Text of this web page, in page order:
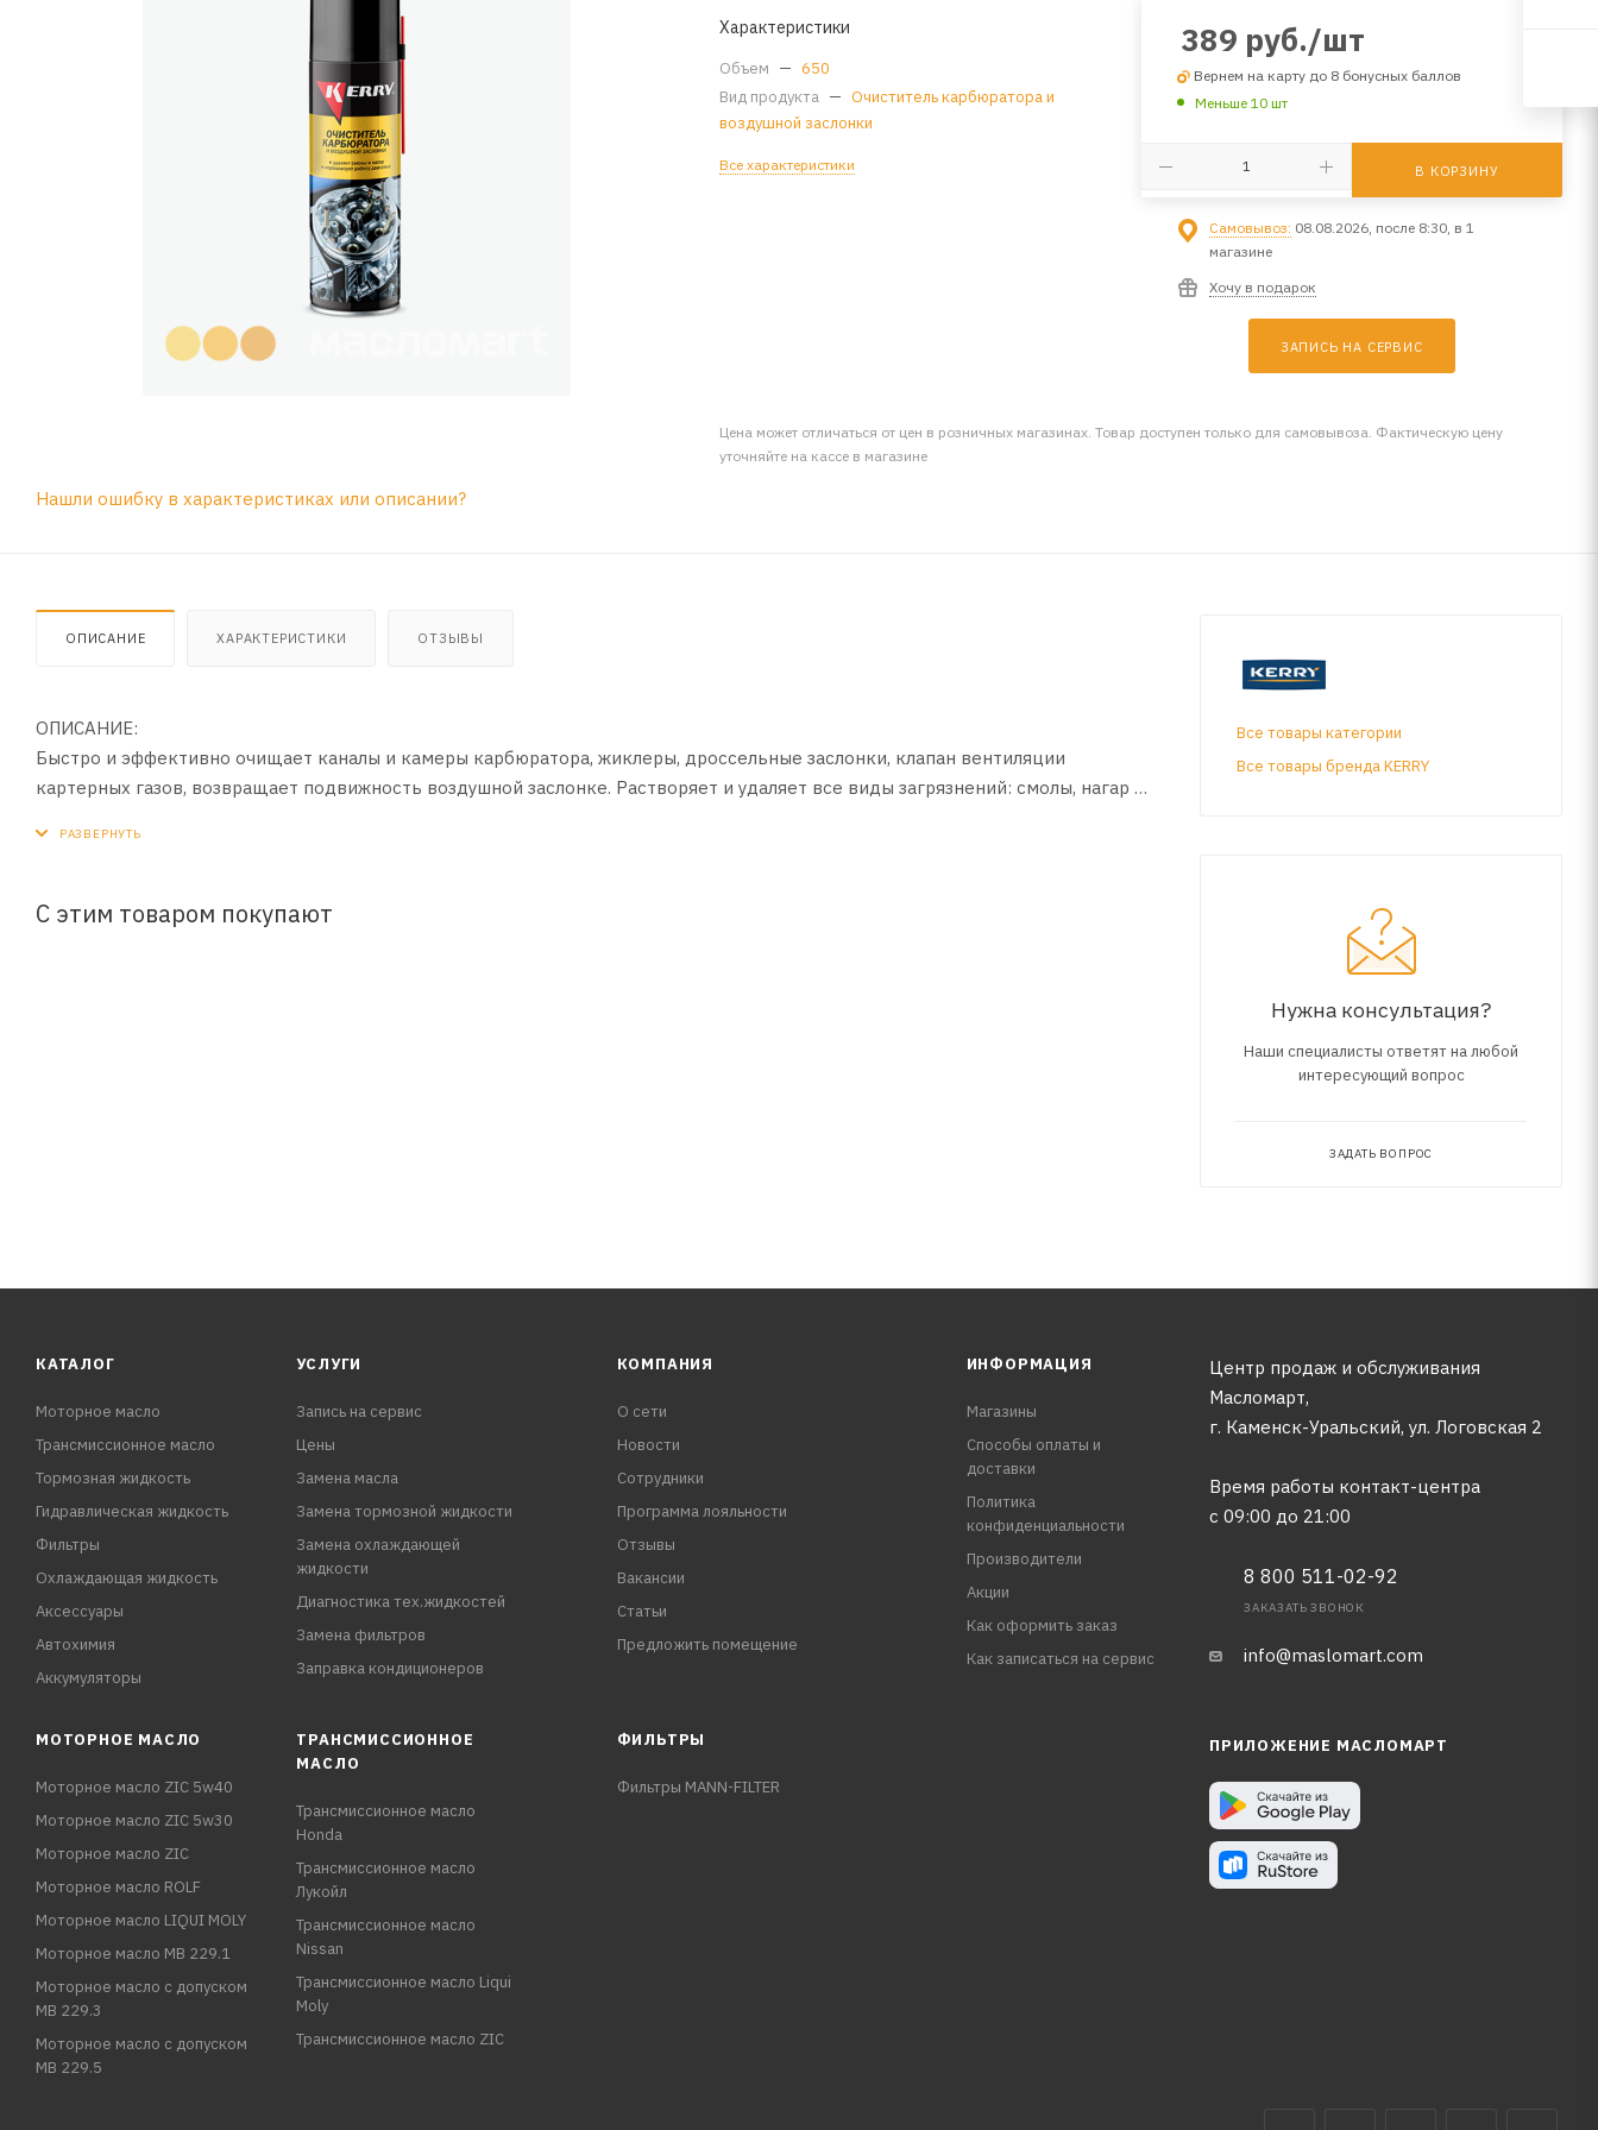
Характеристики
Объем — 650
Вид продукта — Очиститель карбюратора и
воздушной заслонки
Все характеристики
389 руб./шт
Вернем на карту до 8 бонусных баллов
Меньше 10 шт
В КОРЗИНУ
Самовывоз: 08.08.2026, после 8:30, в 1
магазине
Хочу в подарок
ЗАПИСЬ НА СЕРВИС
Цена может отличаться от цен в розничных магазинах. Товар доступен только для самовывоза. Фактическую цену
уточняйте на кассе в магазине
Нашли ошибку в характеристиках или описании?
ОПИСАНИЕ ХАРАКТЕРИСТИКИ ОТЗЫВЫ
ОПИСАНИЕ:
Быстро и эффективно очищает каналы и камеры карбюратора, жиклеры, дроссельные заслонки, клапан вентиляции
картерных газов, возвращает подвижность воздушной заслонке. Растворяет и удаляет все виды загрязнений: смолы, нагар и
С этим товаром покупают
Все товары категории
Все товары бренда KERRY
Нужна консультация?
Наши специалисты ответят на любой
интересующий вопрос
ЗАДАТЬ ВОПРОС
КАТАЛОГ
Моторное масло
Трансмиссионное масло
Тормозная жидкость
Гидравлическая жидкость
Фильтры
Охлаждающая жидкость
Аксессуары
Автохимия
Аккумуляторы
УСЛУГИ
Запись на сервис
Цены
Замена масла
Замена тормозной жидкости
Замена охлаждающей
жидкости
Диагностика тех.жидкостей
Замена фильтров
Заправка кондиционеров
КОМПАНИЯ
О сети
Новости
Сотрудники
Программа лояльности
Отзывы
Вакансии
Статьи
Предложить помещение
ИНФОРМАЦИЯ
Магазины
Способы оплаты и
доставки
Политика
конфиденциальности
Производители
Акции
Как оформить заказ
Как записаться на сервис
Центр продаж и обслуживания
Масломарт,
г. Каменск-Уральский, ул. Логовская 2
Время работы контакт-центра
с 09:00 до 21:00
8 800 511-02-92
ЗАКАЗАТЬ ЗВОНОК
info@maslomart.com
МОТОРНОЕ МАСЛО
Моторное масло ZIC 5w40
Моторное масло ZIC 5w30
Моторное масло ZIC
Моторное масло ROLF
Моторное масло LIQUI MOLY
Моторное масло MB 229.1
Моторное масло с допуском
MB 229.3
Моторное масло с допуском
MB 229.5
ТРАНСМИССИОННОЕ
МАСЛО
Трансмиссионное масло
Honda
Трансмиссионное масло
Лукойл
Трансмиссионное масло
Nissan
Трансмиссионное масло Liqui
Moly
Трансмиссионное масло ZIC
ФИЛЬТРЫ
Фильтры MANN-FILTER
ПРИЛОЖЕНИЕ МАСЛОМАРТ